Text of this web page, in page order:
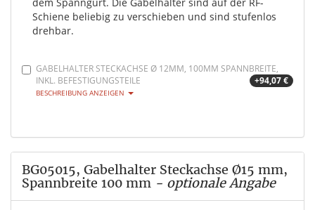
Schiene beliebig zu verschieben und sind stufenlos
drehbar.
GABELHALTER STECKACHSE Ø 12MM, 100MM SPANNBREITE,
INKL. BEFESTIGUNGSTEILE
+94,07 €
BESCHREIBUNG ANZEIGEN
BG05015, Gabelhalter Steckachse Ø15 mm,
Spannbreite 100 mm - optionale Angabe